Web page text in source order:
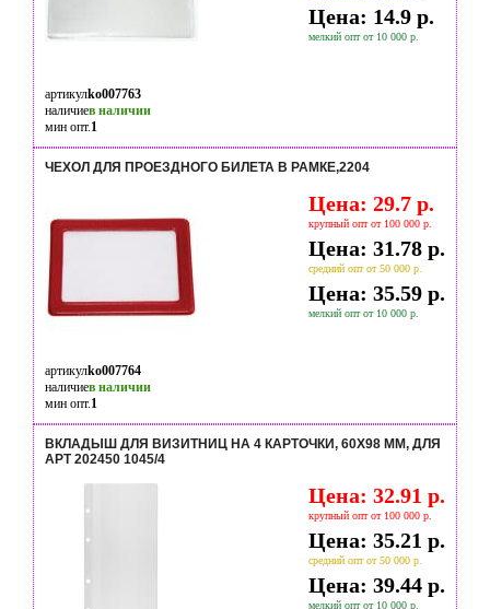
Цена: 14.9 р.
мелкий опт от 10 000 р.
артикулko007763
наличиев наличии
мин опт.1
ЧЕХОЛ ДЛЯ ПРОЕЗДНОГО БИЛЕТА В РАМКЕ,2204
Цена: 29.7 р.
крупный опт от 100 000 р.
Цена: 31.78 р.
средний опт от 50 000 р.
Цена: 35.59 р.
мелкий опт от 10 000 р.
артикулko007764
наличиев наличии
мин опт.1
ВКЛАДЫШ ДЛЯ ВИЗИТНИЦ НА 4 КАРТОЧКИ, 60Х98 ММ, ДЛЯ
АРТ 202450 1045/4
Цена: 32.91 р.
крупный опт от 100 000 р.
Цена: 35.21 р.
средний опт от 50 000 р.
Цена: 39.44 р.
мелкий опт от 10 000 р.